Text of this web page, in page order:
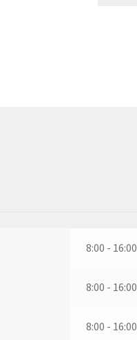
8:00 - 16:00
8:00 - 16:00
8:00 - 16:00